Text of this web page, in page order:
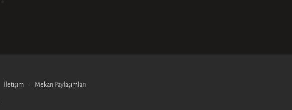
İletişim Mekan Paylaşımları